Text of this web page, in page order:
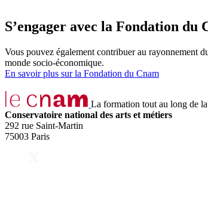
S’engager avec la Fondation du
Vous pouvez également contribuer au rayonnement
monde socio-économique.
En savoir plus sur la Fondation du Cnam
La formation tout au long de
Conservatoire national des arts et métiers
292 rue Saint-Martin
75003 Paris